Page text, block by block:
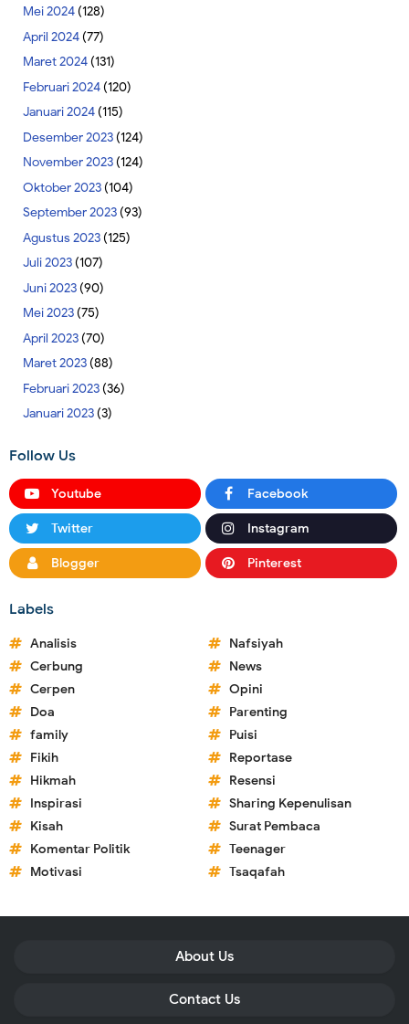
Mei 2024(128)
April 2024(77)
Maret 2024(131)
Februari 2024(120)
Januari 2024(115)
Desember 2023(124)
November 2023(124)
Oktober 2023(104)
September 2023(93)
Agustus 2023(125)
Juli 2023(107)
Juni 2023(90)
Mei 2023(75)
April 2023(70)
Maret 2023(88)
Februari 2023(36)
Januari 2023(3)
Follow Us
Youtube Facebook
Twitter Instagram
Blogger Pinterest
Labels
Analisis
Cerbung
Cerpen
Doa
family
Fikih
Hikmah
Inspirasi
Kisah
Komentar Politik
Motivasi
Nafsiyah
News
Opini
Parenting
Puisi
Reportase
Resensi
Sharing Kepenulisan
Surat Pembaca
Teenager
Tsaqafah
About Us
Contact Us